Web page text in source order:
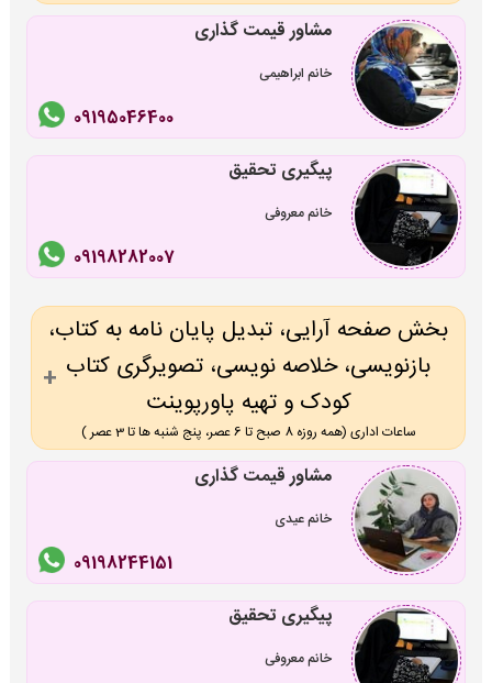
مشاور قیمت گذاری
خانم ابراهیمی
09195046400
پیگیری تحقیق
خانم معروفی
09198282007
بخش صفحه آرایی، تبدیل پایان نامه به کتاب،
بازنویسی، خلاصه نویسی، تصویرگری کتاب
کودک و تهیه پاورپوینت
ساعات اداری (همه روزه 8 صبح تا 6 عصر، پنج شنبه ها تا 3 عصر )
مشاور قیمت گذاری
خانم عیدی
09198244151
پیگیری تحقیق
خانم معروفی